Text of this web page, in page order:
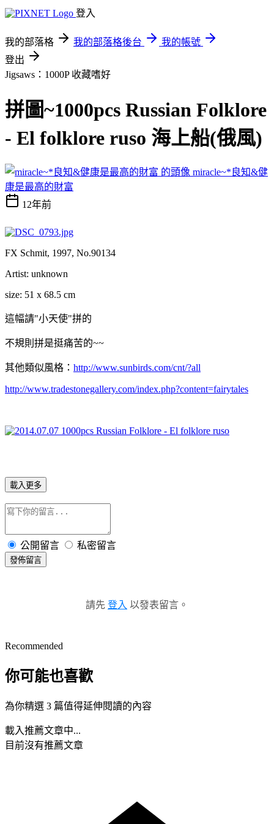
登入
我的部落格 我的部落格後台
我的帳號
登出
Jigsaws：1000P 收藏嗜好
拼圖~1000pcs Russian Folklore
- El folklore ruso 海上船(俄風)
miracle~*良知&健
康是最高的財富
12年前
FX Schmit, 1997, No.90134
Artist: unknown
size: 51 x 68.5 cm
這幅請"小天使"拼的
不規則拼是挺痛苦的~~
其他類似風格： http://www.sunbirds.com/cnt/?all
http://www.tradestonegallery.com/index.php?content=fairytales
載入更多
公開留言 私密留言
發佈留言
請先 登入 以發表留言。
Recommended
你可能也喜歡
為你精選 3 篇值得延伸閱讀的內容
載入推薦文章中...
目前沒有推薦文章